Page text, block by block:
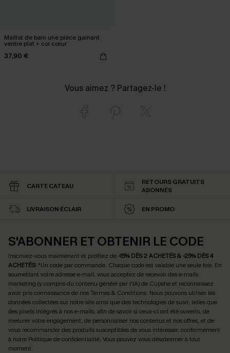
Maillot de bain une pièce gainant
ventre plat + col cœur
37,90 €
Vous aimez ? Partagez-le !
CARTE CATEAU
RETOURS GRATUITS
ABONNÉS
LIVRAISON ÉCLAIR EN PROMO
S'ABONNER ET OBTENIR LE CODE
Inscrivez-vous maintenant et profitez de -15% DÈS 2 ACHETÉS & -25% DÈS 4
ACHETÉS! *Un code par commande. Chaque code est valable une seule fois. En
soumettant votre adresse e-mail, vous acceptez de recevoir des e-mails
marketing (y compris du contenu généré par l'IA) de Cupshe et reconnaissez
avoir pris connaissance de nosTermes & Conditions. Nous pouvons utiliser les
données collectées sur notre site ainsi que des technologies de suivi, telles que
des pixels intégrés à nos e-mails, afin de savoir si ceux-ci ont été ouverts, de
mesurer votre engagement, de personnaliser nos contenus et nos offres, et de
vous recommander des produits susceptibles de vous intéresser, conformément
à notre Politique de confidentialité. Vous pouvez vous désabonner à tout
moment.